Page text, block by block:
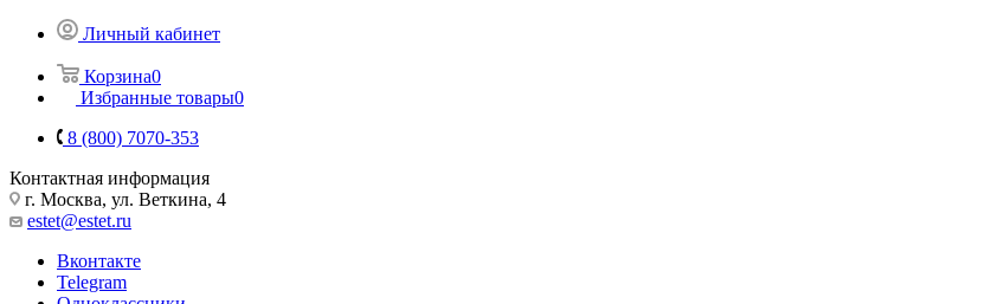
Личный кабинет
Корзина0
Избранные товары0
8 (800) 7070-353
Контактная информация
г. Москва, ул. Веткина, 4
estet@estet.ru
Вконтакте
Telegram